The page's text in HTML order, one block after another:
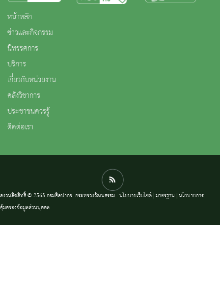
หน้าหลัก
ข่าวและกิจกรรม
นิทรรศการ
บริการ
เกี่ยวกับหน่วยงาน
คลังวิชาการ
ประชาชนควรรู้
ติดต่อเรา
สงวนลิขสิทธิ์ © 2563 กรมศิลปากร. กระทรวงวัฒนธรรม -นโยบายเว็บไซต์|มาตรฐาน |นโยบายการ
คุ้มครองข้อมูลส่วนบุคคล